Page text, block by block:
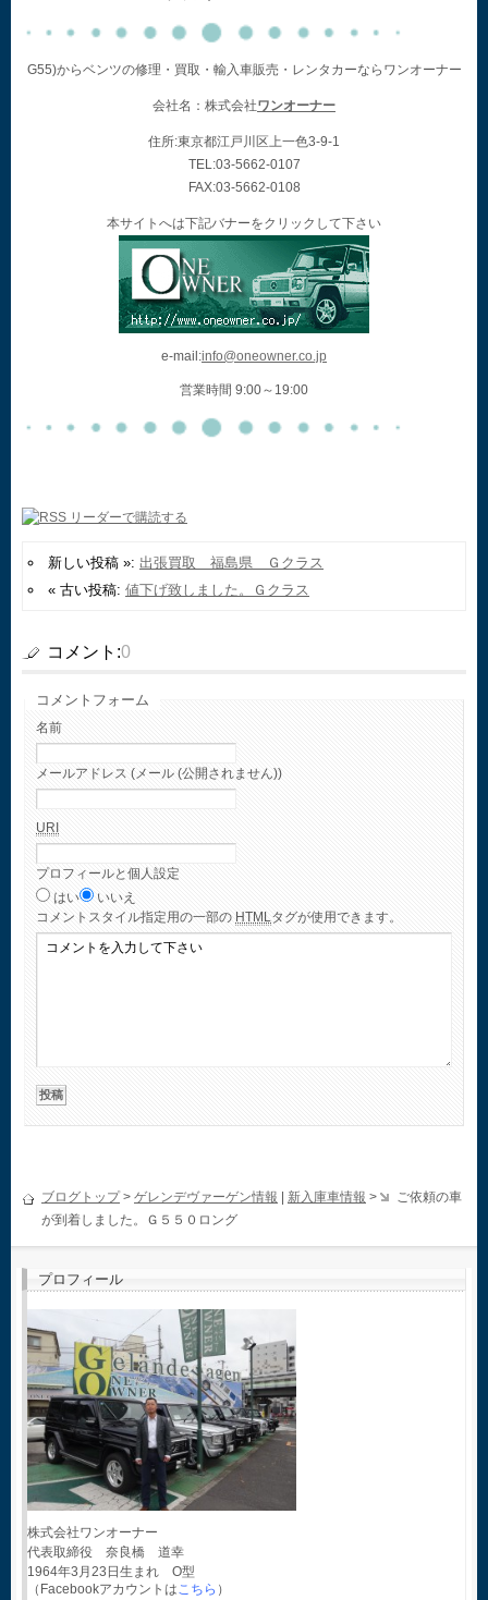
G55)からベンツの修理・買取・輸入車販売・レンタカーならワンオーナー
会社名：株式会社ワンオーナー
住所:東京都江戸川区上一色3-9-1
TEL:03-5662-0107
FAX:03-5662-0108
本サイトへは下記バナーをクリックして下さい
e-mail:info@oneowner.co.jp
営業時間 9:00～19:00
新しい投稿 »: 出張買取 福島県 Ｇクラス
« 古い投稿: 値下げ致しました。Ｇクラス
コメント:0
コメントフォーム
名前
メールアドレス (メール (公開されません))
URI
プロフィールと個人設定
はい
いいえ
コメント スタイル指定用の一部の HTMLタグが使用できます。
ブログトップ> ゲレンデヴァーゲン情報 | 新入庫車情報 >
ご依頼の車
が到着しました。Ｇ５５０ロング
プロフィール
株式会社ワンオーナー
代表取締役 奈良橋 道幸
1964年3月23日生まれ O型
（Facebookアカウントはこちら ）